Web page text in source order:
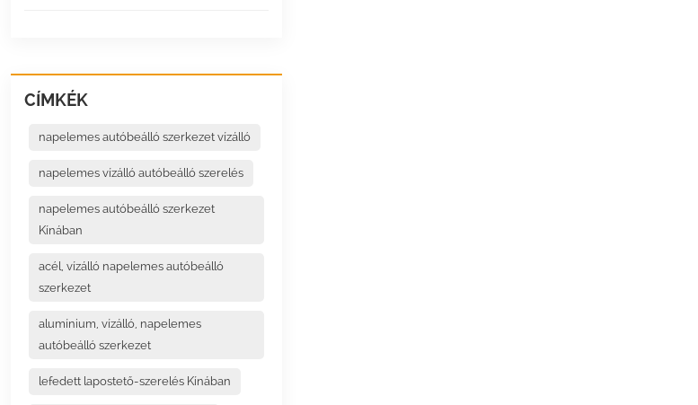
CÍMKÉK
napelemes autóbeálló szerkezet vízálló
napelemes vízálló autóbeálló szerelés
napelemes autóbeálló szerkezet
Kínában
acél, vízálló napelemes autóbeálló
szerkezet
alumínium, vízálló, napelemes
autóbeálló szerkezet
lefedett lapostető-szerelés Kínában